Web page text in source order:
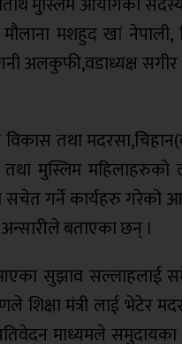
मशहुद खां नेपाली,
अलकुफी,वडाध्यक्ष
तथा
मुस्लिम
सचेत गर्ने कार्यहरु गरेको
बताएका छन् ।
सुझाव‌ सल्लाहलाई
शिक्षा मंत्री लाई भेटेर
माध्यमले समुदायका